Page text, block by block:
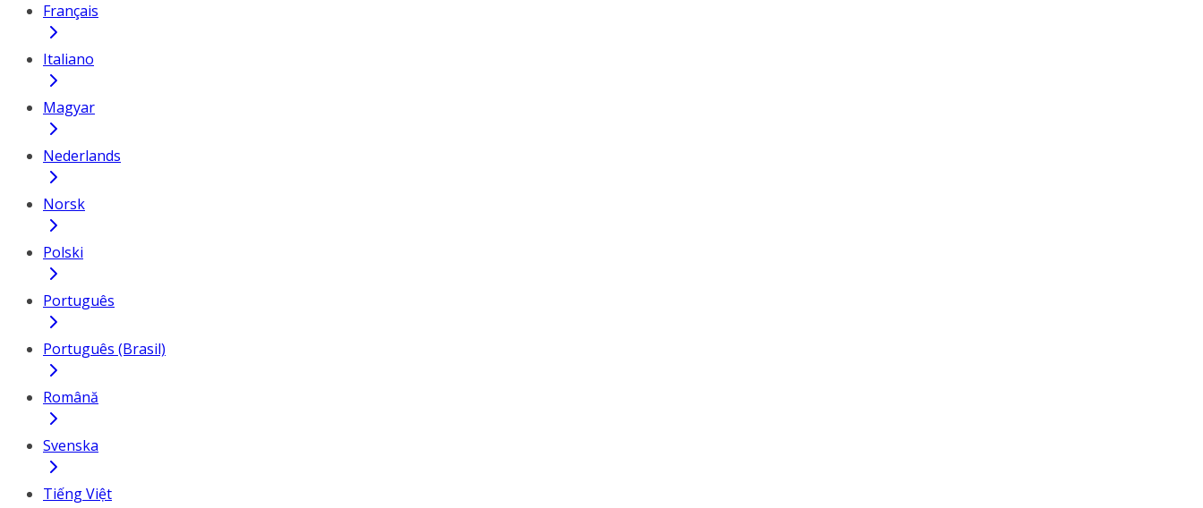
Français
Italiano
Magyar
Nederlands
Norsk
Polski
Português
Português (Brasil)
Română
Svenska
Tiếng Việt